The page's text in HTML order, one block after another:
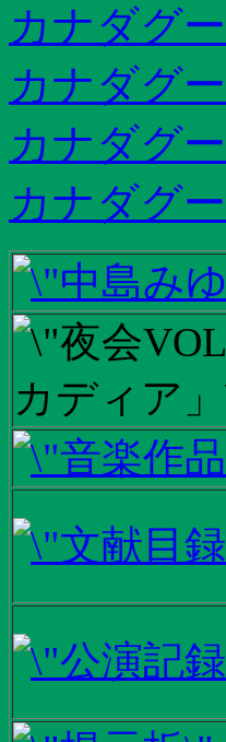
カナダグ
カナダグ
カナダグ
カナダグ